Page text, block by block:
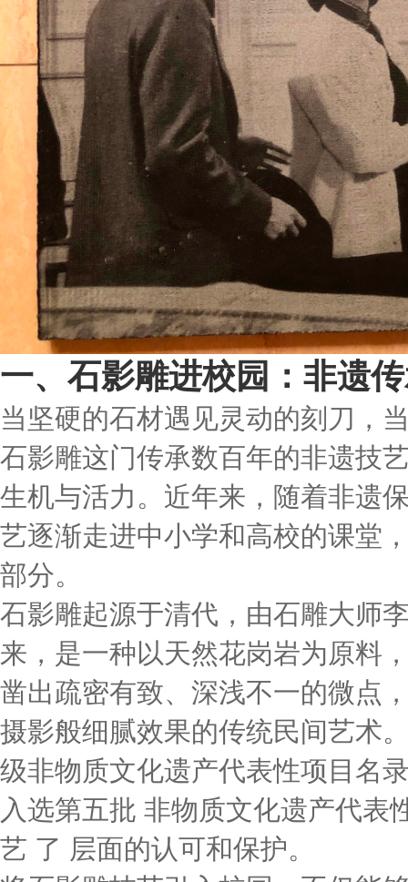
一、石影雕进校园：非遗
当坚硬的石材遇见灵动的刻刀，
石影雕这门传承数百年的非遗技
生机与活力。近年来，随着非遗
艺逐渐走进中小学和高校的课堂
部分。
石影雕起源于清代，由石雕大师
来，是一种以天然花岗岩为原料
凿出疏密有致、深浅不一的微点
摄影般细腻效果的传统民间艺术
级非物质文化遗产代表性项目名
入选第五批 非物质文化遗产代表
艺 了 层面的认可和保护。